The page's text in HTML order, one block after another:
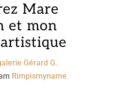
Mare
et mon
Gérard G.
Rimpismyname